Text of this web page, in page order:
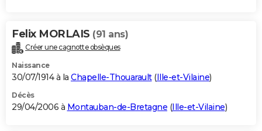
Felix MORLAIS (91 ans)
Créer une cagnotte obsèques
Naissance
30/07/1914 à la Chapelle-Thouarault(Ille-et-Vilaine)
Décès
29/04/2006 à Montauban-de-Bretagne (Ille-et-Vilaine)